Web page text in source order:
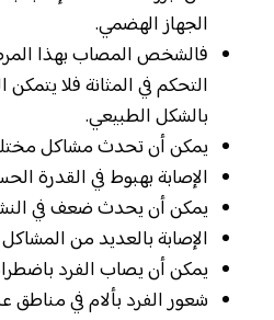
الجهاز الهضمي.
فالشخص المصاب بهذا
التحكم في المثانة فلا يتمكن
بالشكل الطبيعي.
يمكن أن تحدث مشاكل
الإصابة بهبوط في القدرة
يمكن أن يحدث ضعف في
الإصابة بالعديد من
يمكن أن يصاب الفرد
شعور الفرد بألام في